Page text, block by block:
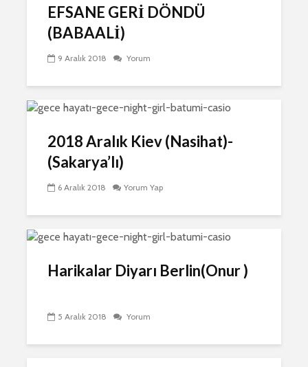
EFSANE GERİ DÖNDÜ
(BABAALİ)
9 Aralık 2018 Yorum
2018 Aralık Kiev (Nasihat)-
(Sakarya’lı)
6 Aralık 2018 Yorum Yap
Harikalar Diyarı Berlin(Onur )
5 Aralık 2018 Yorum